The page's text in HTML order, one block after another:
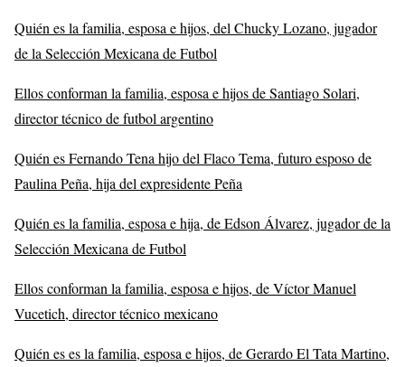
Quién es la familia, esposa e hijos, del Chucky Lozano, jugador
de la Selección Mexicana de Futbol
Ellos conforman la familia, esposa e hijos de Santiago Solari,
director técnico de futbol argentino
Quién es Fernando Tena hijo del Flaco Tema, futuro esposo de
Paulina Peña, hija del expresidente Peña
Quién es la familia, esposa e hija, de Edson Álvarez, jugador de la
Selección Mexicana de Futbol
Ellos conforman la familia, esposa e hijos, de Víctor Manuel
Vucetich, director técnico mexicano
Quién es es la familia, esposa e hijos, de Gerardo El Tata Martino,